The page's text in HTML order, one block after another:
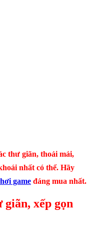
thư giãn, thoải mái,
nhất có thể. Hãy
game đáng mua nhất.
giãn, xếp gọn